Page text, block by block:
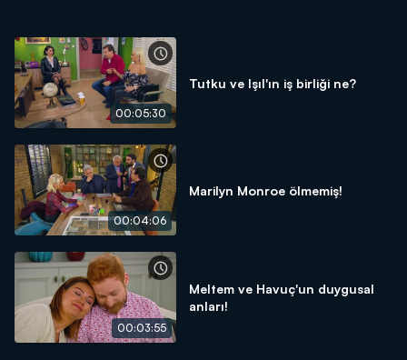
00:05:30
Tutku ve Işıl'ın iş birliği ne?
00:04:06
Marilyn Monroe ölmemiş!
00:03:55
Meltem ve Havuç'un duygusal
anları!